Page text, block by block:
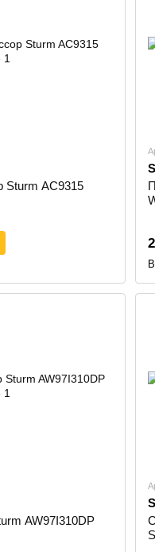
Sturm AC9315
AW97I310DP